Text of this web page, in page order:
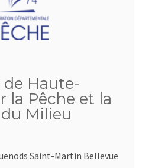
Haute-
la Pêche et la
Milieu
Saint-Martin Bellevue